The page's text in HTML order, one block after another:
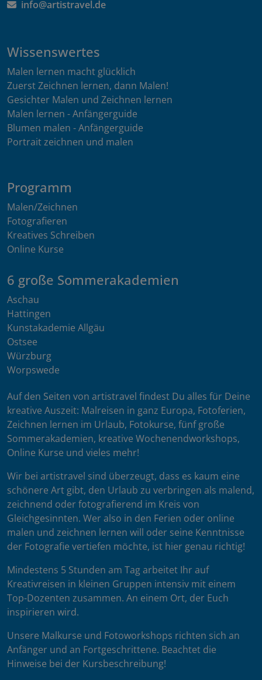
info@artistravel.de
Wissenswertes
Malen lernen macht glücklich
Zuerst Zeichnen lernen, dann Malen!
Gesichter Malen und Zeichnen lernen
Malen lernen - Anfängerguide
Blumen malen - Anfängerguide
Portrait zeichnen und malen
Programm
Malen/Zeichnen
Fotografieren
Kreatives Schreiben
Online Kurse
6 große Sommerakademien
Aschau
Hattingen
Kunstakademie Allgäu
Ostsee
Würzburg
Worpswede
Auf den Seiten von artistravel findest Du alles für Deine
kreative Auszeit: Malreisen in ganz Europa, Fotoferien,
Zeichnen lernen im Urlaub, Fotokurse, fünf große
Sommerakademien, kreative Wochenendworkshops,
Online Kurse und vieles mehr!
Wir bei artistravel sind überzeugt, dass es kaum eine
schönere Art gibt, den Urlaub zu verbringen als malend,
zeichnend oder fotografierend im Kreis von
Gleichgesinnten. Wer also in den Ferien oder online
malen und zeichnen lernen will oder seine Kenntnisse
der Fotografie vertiefen möchte, ist hier genau richtig!
Mindestens 5 Stunden am Tag arbeitet Ihr auf
Kreativreisen in kleinen Gruppen intensiv mit einem
Top-Dozenten zusammen. An einem Ort, der Euch
inspirieren wird.
Unsere Malkurse und Fotoworkshops richten sich an
Anfänger und an Fortgeschrittene. Beachtet die
Hinweise bei der Kursbeschreibung!